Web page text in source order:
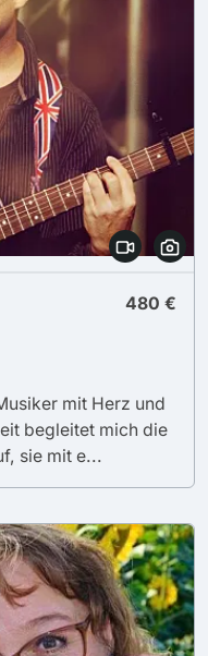
480 €
mit Herz und
begleitet mich die
sie mit e...